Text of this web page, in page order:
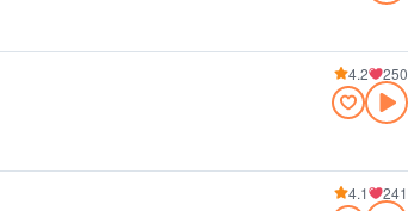
4.2 250
4.1 241